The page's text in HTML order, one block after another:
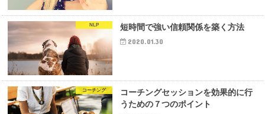
NLP 短時間で強い信頼関係を築く方法
2020.01.30
コーチング
コーチングセッションを効果的に行
うための７つのポイント